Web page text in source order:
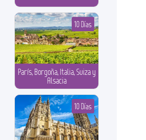
París, Borgoña, Italia, Suiza y
Alsacia
10 Días
10 Días